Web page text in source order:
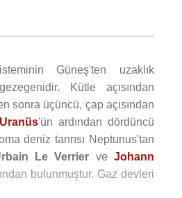
Güneş'ten uzaklık
Kütle açısından
sonra üçüncü, çap açısından
Uranüs'ün ardından dördüncü
deniz tanrısı Neptunus'tan
Le Verrier veJohann
bulunmuştur. Gaz devleri